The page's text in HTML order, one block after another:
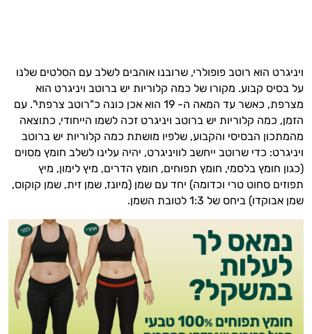
ויניגרט הוא רוטב פופולרי, שרובנו אוהבים לשלב עם הסלטים שלנו
על בסיס קבוע. מקורו של כמה קלוריות יש ברוטב ויניגרט הוא
מצרפת, כאשר עד המאה ה- 19 הוא אכן כונה כ"רוטב צרפתי". עם
הזמן, כמה קלוריות יש ברוטב ויניגרט זכה לשמו הייחודי, כתוצאה
מהמתכון הבסיסי והקבוע, שלפיו מושתת כמה קלוריות יש ברוטב
ויניגרט: כדי שרוטב ייחשב לוויניגרט, יהיה עלינו לשלב חומץ מסוים
(כגון חומץ בלסמי, חומץ תפוחים, חומץ הדרים, מיץ לימון, מיץ
תפוזים סחוט טרי וכדומה) יחד עם שמן (מיונז, שמן זית, שמן קוקוס,
שמן אבוקדו) ביחס של 1:3 לטובת השמן.